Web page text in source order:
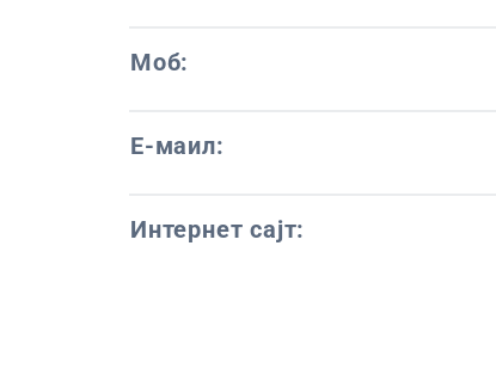
Моб:
Е-маил:
Интернет сајт: